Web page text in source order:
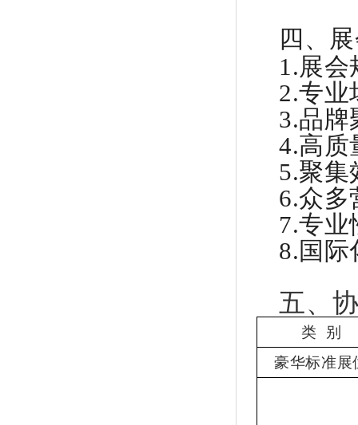
四、
1.展会
2.专业
3.品牌
4.高质
5.聚集
6.众多
7.专业
8.国际
五、
类
别
豪华标准展